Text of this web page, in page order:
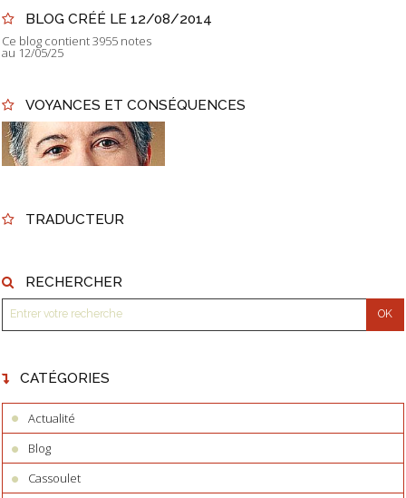
BLOG CRÉÉ LE 12/08/2014
Ce blog contient 3955 notes
au 12/05/25
VOYANCES ET CONSÉQUENCES
TRADUCTEUR
RECHERCHER
CATÉGORIES
Actualité
Blog
Cassoulet